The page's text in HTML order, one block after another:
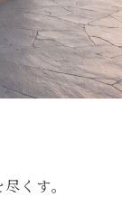
くす。